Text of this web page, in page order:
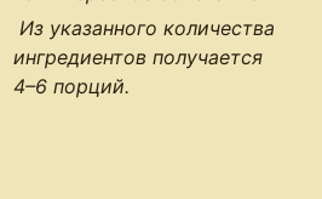
Из указанного количества
ингредиентов получается
4–6 порций.